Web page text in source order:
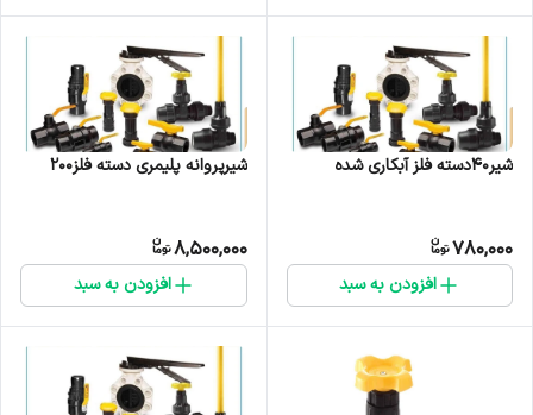
شیر40دسته فلز آبکاری شده
780,000
افزودن به سبد
شیرپروانه پلیمری دسته فلز200
8,500,000
افزودن به سبد